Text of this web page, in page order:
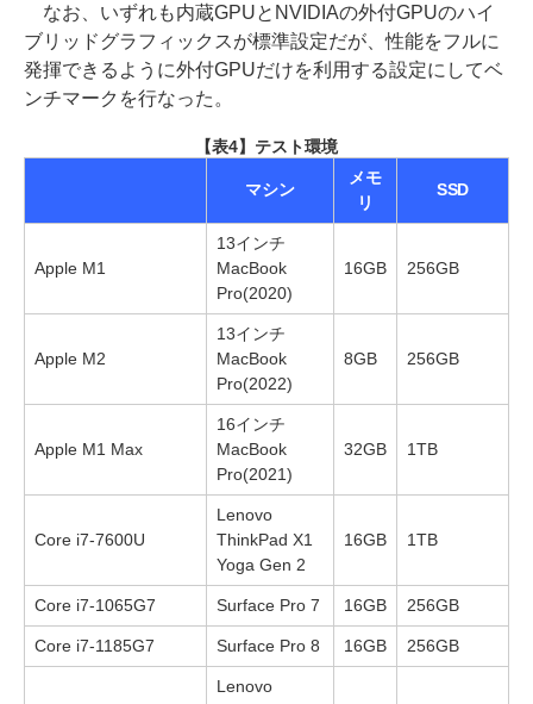
なお、いずれも内蔵GPUとNVIDIAの外付GPUのハイ
ブリッドグラフィックスが標準設定だが、性能をフルに
発揮できるように外付GPUだけを利用する設定にしてベ
ンチマークを行なった。
【表4】テスト環境
マシン
メモ
リ
SSD
Apple M1
13インチ
MacBook
Pro(2020)
16GB 256GB
Apple M2
13インチ
MacBook
Pro(2022)
8GB 256GB
Apple M1 Max
16インチ
MacBook
Pro(2021)
32GB 1TB
Core i7-7600U
Lenovo
ThinkPad X1
Yoga Gen 2
16GB 1TB
Core i7-1065G7 Surface Pro 7 16GB 256GB
Core i7-1185G7 Surface Pro 8 16GB 256GB
Lenovo